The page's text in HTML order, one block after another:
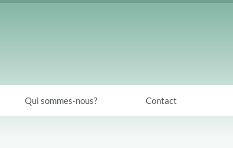
Qui sommes-nous? Contact